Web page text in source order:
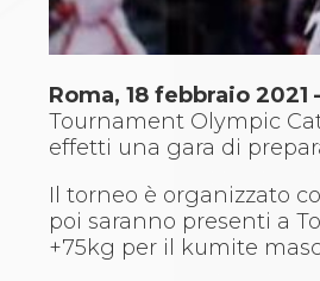
Libreria
Rivista
Galleria
Video
FIJLKAM
Avvisi
Roma, 18 febbraio 2021
Tournament Olympic
effetti una gara di
Il torneo è organizzato
poi saranno presenti a
+75kg per il kumite